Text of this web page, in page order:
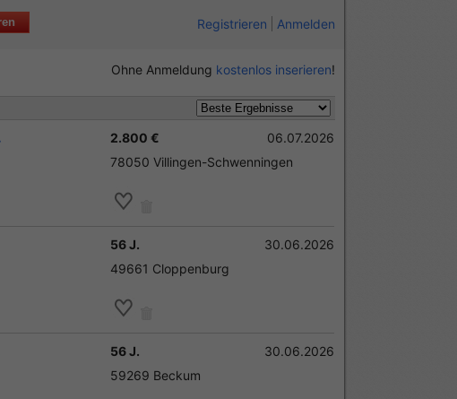
Registrieren Anmelden
Ohne Anmeldung kostenlos inserieren!
2.800 €
06.07.2026
78050 Villingen-Schwenningen
56 J.
30.06.2026
49661 Cloppenburg
56 J.
30.06.2026
59269 Beckum